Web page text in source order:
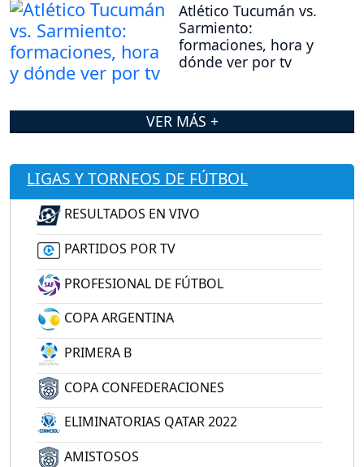
Atlético Tucumán vs.
Sarmiento:
formaciones, hora y
dónde ver por tv
VER MÁS +
LIGAS Y TORNEOS DE FÚTBOL
RESULTADOS EN VIVO
PARTIDOS POR TV
PROFESIONAL DE FÚTBOL
COPA ARGENTINA
PRIMERA B
COPA CONFEDERACIONES
ELIMINATORIAS QATAR 2022
AMISTOSOS